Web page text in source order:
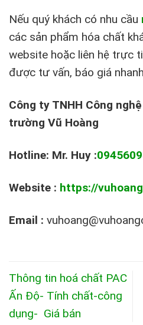
Nếu quý khách có nhu cầu
các sản phẩm hóa chất
website hoặc liên hệ trực
được tư vấn, báo giá
Công ty TNHH Công
trường Vũ Hoàng
Hotline: Mr. Huy :
Website : https://
Email :
Thông tin hoá chất PAC
Ấn Độ- Tính chất-công
dụng- Giá bán